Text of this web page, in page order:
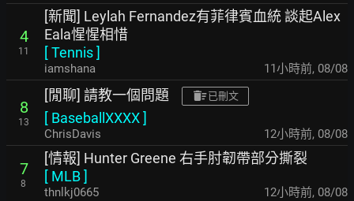
4
11
[新聞] Leylah Fernandez有菲律賓血統 談起Alex
Eala惺惺相惜
[Tennis]
iamshana 11小時前, 08/08
8
13
[閒聊] 請教一個問題 已刪文
[ BaseballXXXX]
ChrisDavis 12小時前, 08/08
7
8
[情報] Hunter Greene 右手肘韌帶部分撕裂
[ MLB]
thnlkj0665 12小時前, 08/08